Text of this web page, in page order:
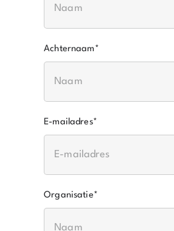
Achternaam *
E-mailadres*
Organisatie*